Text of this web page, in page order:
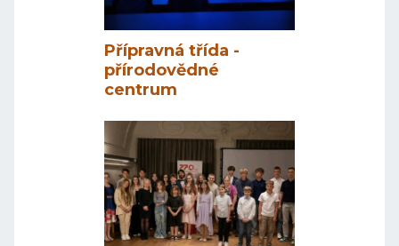
Přípravná třída -
přírodovědné
centrum